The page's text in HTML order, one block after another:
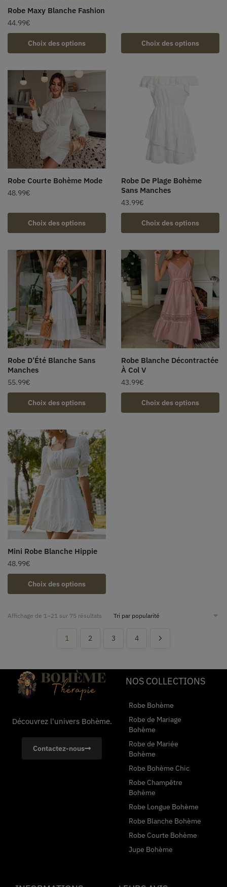
Robe Maxy Blanche Fashion
44.99€
Choix des options Choix des options
Robe Courte Bohème Mode
48.99€
Choix des options
Robe De Plage Bohème
Sans Manches
43.99€
Choix des options
Robe D’Été Blanche Sans
Manches
55.99€
Choix des options
Robe Blanche Décontractée
À Col V
43.99€
Choix des options
Mini Robe Blanche Hippie
48.99€
Choix des options
Affichage de 1–21 sur 75 résultats
1 2 3 4
Découvrez l'univers Bohème.
Contactez-nous
NOS COLLECTIONS
Robe Bohème
Robe de Mariage
Bohème
Robe de Mariée
Bohème
Robe Bohème Chic
Robe Champêtre
Bohème
Robe Longue Bohème
Robe Blanche Bohème
Robe Courte Bohème
Jupe Bohème